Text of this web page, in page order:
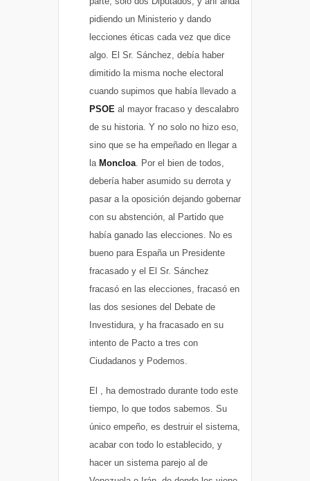
pidiendo un Ministerio y dando
lecciones éticas cada vez que dice
algo. El Sr. Sánchez, debía haber
dimitido la misma noche electoral
cuando supimos que había llevado a
PSOE al mayor fracaso y descalabro
de su historia. Y no solo no hizo eso,
sino que se ha empeñado en llegar a
laMoncloa. Por el bien de todos,
debería haber asumido su derrota y
pasar a la oposición dejando gobernar
con su abstención, al Partido que
había ganado las elecciones. No es
bueno para España un Presidente
fracasado y el El Sr. Sánchez
fracasó en las elecciones, fracasó en
las dos sesiones del Debate de
Investidura, y ha fracasado en su
intento de Pacto a tres con
Ciudadanos y Podemos.
El , ha demostrado durante todo este
tiempo, lo que todos sabemos. Su
único empeño, es destruir el sistema,
acabar con todo lo establecido, y
hacer un sistema parejo al de